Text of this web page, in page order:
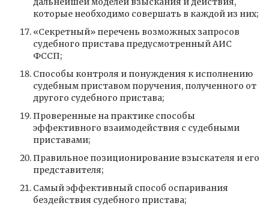
которые необходимо совершать в каждой из них;
«Секретный» перечень возможных запросов
судебного пристава предусмотренный АИС
ФССП;
Способы контроля и понуждения к исполнению
судебным приставом поручения, полученного от
другого судебного пристава;
Проверенные на практике способы
эффективного взаимодействия с судебными
приставами;
Правильное позиционирование взыскателя и его
представителя;
Самый эффективный способ оспаривания
бездействия судебного пристава;